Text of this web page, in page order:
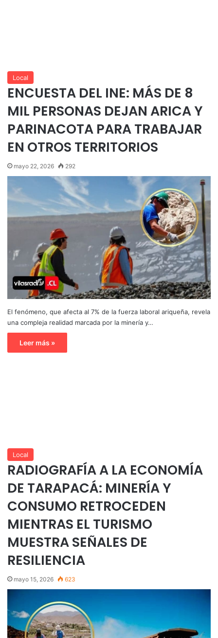
Local
ENCUESTA DEL INE: MÁS DE 8
MIL PERSONAS DEJAN ARICA Y
PARINACOTA PARA TRABAJAR
EN OTROS TERRITORIOS
mayo 22, 2026 292
El fenómeno, que afecta al 7% de la fuerza laboral ariqueña, revela
una compleja realidad marcada por la minería y…
Leer más »
Local
RADIOGRAFÍA A LA ECONOMÍA
DE TARAPACÁ: MINERÍA Y
CONSUMO RETROCEDEN
MIENTRAS EL TURISMO
MUESTRA SEÑALES DE
RESILIENCIA
mayo 15, 2026 623